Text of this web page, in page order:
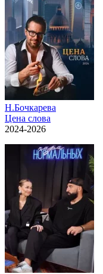
Н.Бочкарева
Цена слова
2024-2026